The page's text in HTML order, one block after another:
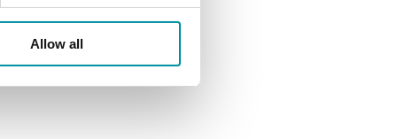
Allow all